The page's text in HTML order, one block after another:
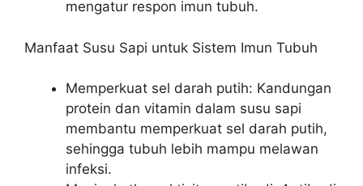
mengatur respon imun tubuh.
Manfaat Susu Sapi untuk Sistem Imun Tubuh
Memperkuat sel darah putih: Kandungan
protein dan vitamin dalam susu sapi
membantu memperkuat sel darah putih,
sehingga tubuh lebih mampu melawan
infeksi.